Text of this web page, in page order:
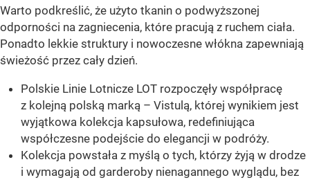
Warto podkreślić, że użyto tkanin o podwyższonej
odporności na zagniecenia, które pracują z ruchem ciała.
Ponadto lekkie struktury i nowoczesne włókna zapewniają
świeżość przez cały dzień.
Polskie Linie Lotnicze LOT rozpoczęły współpracę
z kolejną polską marką – Vistulą, której wynikiem jest
wyjątkowa kolekcja kapsułowa, redefiniująca
współczesne podejście do elegancji w podróży.
Kolekcja powstała z myślą o tych, którzy żyją w drodze
i wymagają od garderoby nienagannego wyglądu, bez